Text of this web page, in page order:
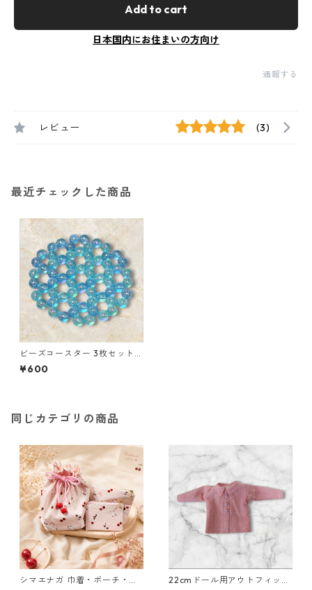
Add to cart
日本国内にお住まいの方向け
通報する
レビュー (3)
最近チェックした商品
ビーズコースター 3枚セット
クリア パール ブルー ラウンド
モチーフ アクリルビーズ s43
¥600
同じカテゴリの商品
シマエナガ 巾着・ポーチ・ミ
22cmドール用アウトフィッ